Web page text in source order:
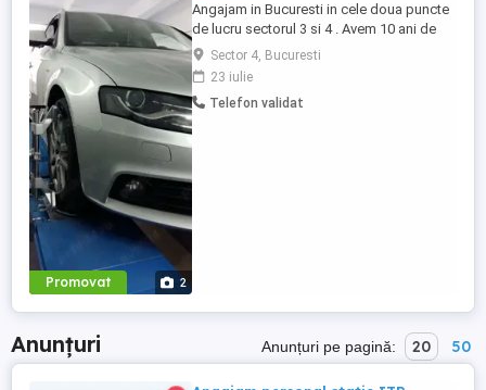
Promovat 2
Angajam in Bucuresti in cele doua puncte
de lucru sectorul 3 si 4 . Avem 10 ani de
cind suntem in aceasta piata . Salariu
atractiv conditi de lucru bune . Angajam
personal cu experienta . Mediu de lucru
pozitiv, dinamic si prietenos Lucru in
Sector 4, Bucuresti
23 iulie
Telefon validat
Anunțuri Anunțuri pe pagină: 20 50